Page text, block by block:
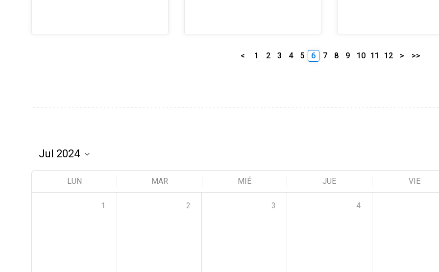
< 1 2 3 4 5 6 7 8 9 10 11 12 > >>
LUN MAR MIÉ JUE VIE
1 2 3 4